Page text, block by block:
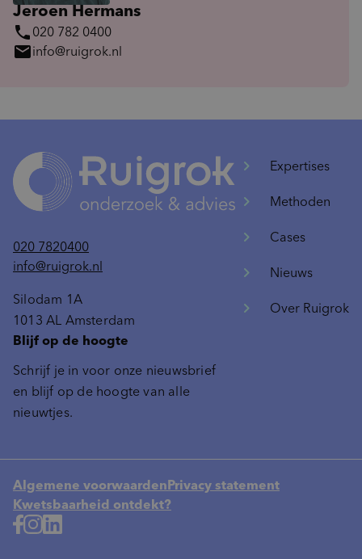
Jeroen Hermans
phone 020 782 0400
mailinfo@ruigrok.nl
020 7820400
info@ruigrok.nl
Silodam 1A
1013 AL Amsterdam
Expertises
Methoden
Cases
Nieuws
Over Ruigrok
Blijf op de hoogte
Schrijf je in voor onze nieuwsbrief
en blijf op de hoogte van alle
nieuwtjes.
Algemene voorwaardenPrivacy statement
Kwetsbaarheid ontdekt?